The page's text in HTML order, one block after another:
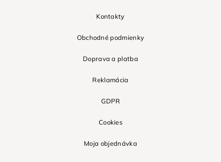
Kontakty
Obchodné podmienky
Doprava a platba
Reklamácia
GDPR
Cookies
Moja objednávka